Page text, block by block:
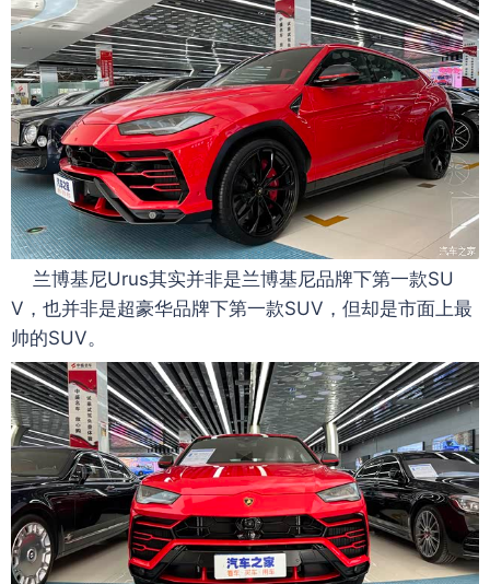
兰博基尼Urus其实并非是兰博基尼品牌下第一款SU
V，也并非是超豪华品牌下第一款SUV，但却是市面上最
帅的SUV。